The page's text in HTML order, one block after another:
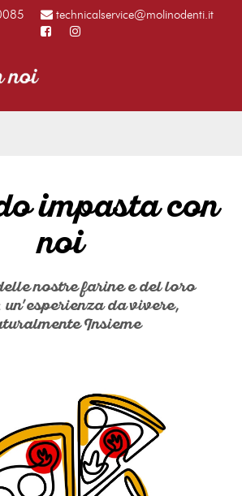
technicalservice@molinodenti.it
impasta con
noi
nostre farine e del loro
un’esperienza da vivere,
Insieme